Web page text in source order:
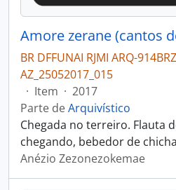
Amore zerane (cantos
BR DFFUNAI RJMI ARQ-
AZ_25052017_015
· Item · 2017
Parte deArquivístico
Chegada no terreiro. Flauta
chegando, bebedor de
Anézio Zezonezokemae